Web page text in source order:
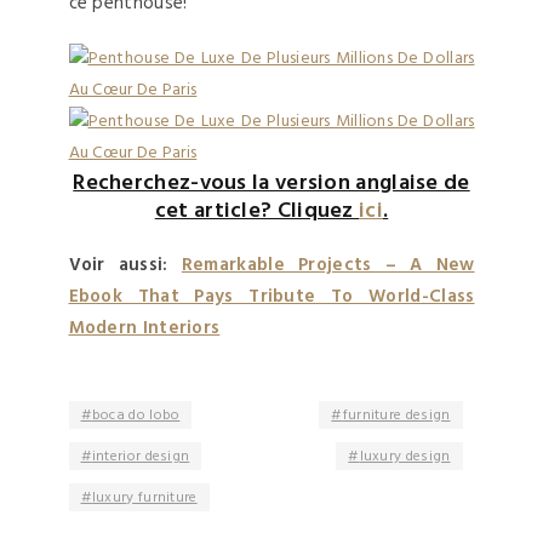
Recherchez-vous la version anglaise de
cet article? Cliquezici.
Voir aussi: Remarkable Projects – A New
Ebook That Pays Tribute To World-Class
Modern Interiors
boca do lobo
furniture design
interior design
luxury design
luxury furniture